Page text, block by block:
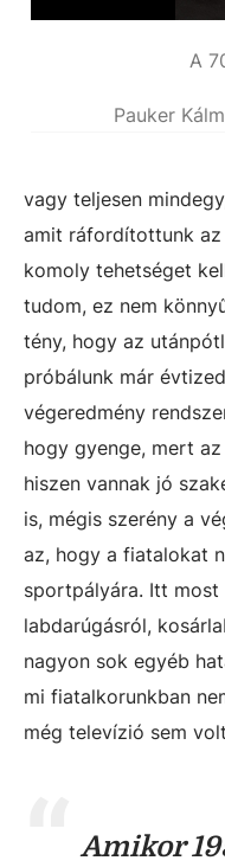
A
Pauker
vagy teljesen
amit ráfordítottunk
komoly tehetséget
tudom, ez nem
tény, hogy az
próbálunk már
végeredmény
hogy gyenge, mert
hiszen vannak jó
is, mégis szerény a
az, hogy a fiatalokat
sportpályára. Itt most
labdarúgásról,
nagyon sok egyéb
mi fiatalkorunkban
még televízió sem
Amikor